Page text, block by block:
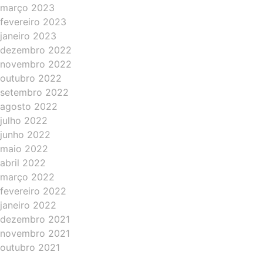
março 2023
fevereiro 2023
janeiro 2023
dezembro 2022
novembro 2022
outubro 2022
setembro 2022
agosto 2022
julho 2022
junho 2022
maio 2022
abril 2022
março 2022
fevereiro 2022
janeiro 2022
dezembro 2021
novembro 2021
outubro 2021